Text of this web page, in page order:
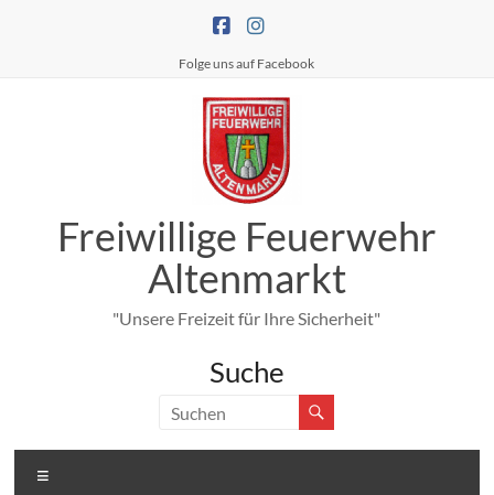
Folge uns auf Facebook
Freiwillige Feuerwehr
Altenmarkt
"Unsere Freizeit für Ihre Sicherheit"
Suche